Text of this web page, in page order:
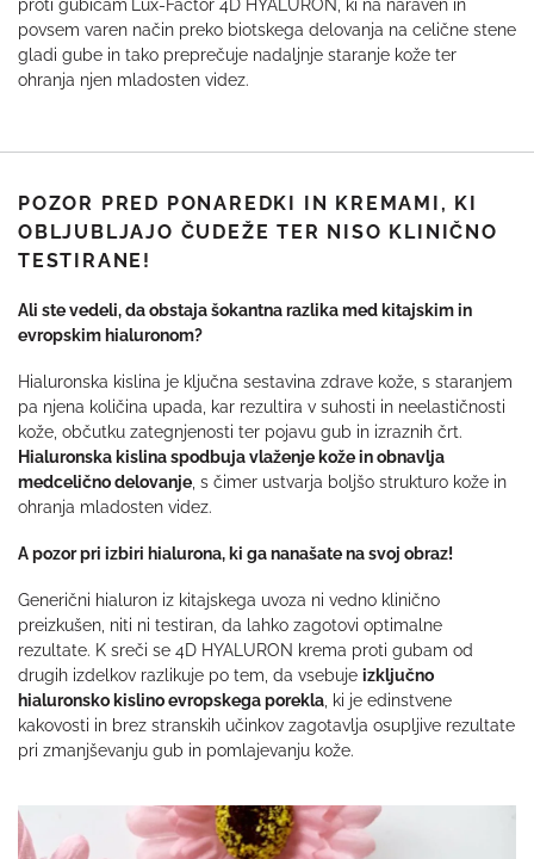
proti gubicam Lux-Factor 4D HYALURON, ki na naraven in
povsem varen način preko biotskega delovanja na celične stene
gladi gube in tako preprečuje nadaljnje staranje kože ter
ohranja njen mladosten videz.
POZOR PRED PONAREDKI IN KREMAMI, KI
OBLJUBLJAJO ČUDEŽE TER NISO KLINIČNO
TESTIRANE!
Ali ste vedeli, da obstaja šokantna razlika med kitajskim in
evropskim hialuronom?
Hialuronska kislina je ključna sestavina zdrave kože, s staranjem
pa njena količina upada, kar rezultira v suhosti in neelastičnosti
kože, občutku zategnjenosti ter pojavu gub in izraznih črt.
Hialuronska kislina spodbuja vlaženje kože in obnavlja
medcelično delovanje, s čimer ustvarja boljšo strukturo kože in
ohranja mladosten videz.
A pozor pri izbiri hialurona, ki ga nanašate na svoj obraz!
Generični hialuron iz kitajskega uvoza ni vedno klinično
preizkušen, niti ni testiran, da lahko zagotovi optimalne
rezultate. K sreči se 4D HYALURON krema proti gubam od
drugih izdelkov razlikuje po tem, da vsebuje izključno
hialuronsko kislino evropskega porekla, ki je edinstvene
kakovosti in brez stranskih učinkov zagotavlja osupljive rezultate
pri zmanjševanju gub in pomlajevanju kože.